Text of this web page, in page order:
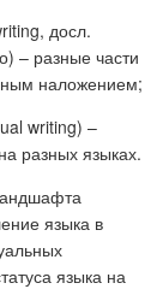
досл.
– разные части
наложением;
writing) –
разных языках.
языка в
языка на